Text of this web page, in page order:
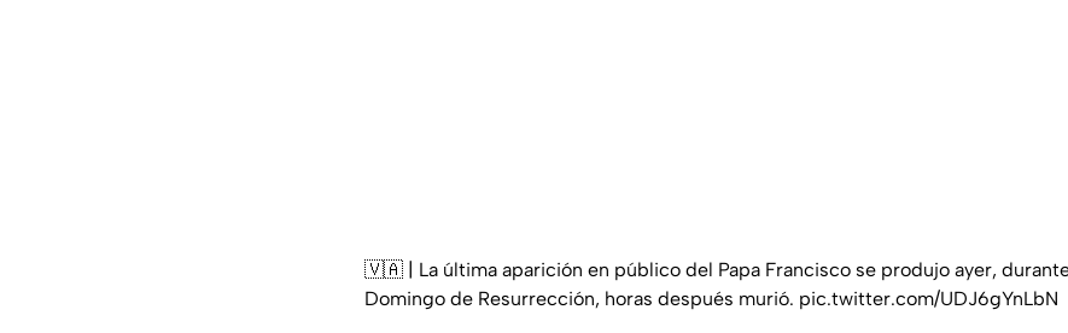
🇻🇦 | La última aparición en público del Papa Francisco se produjo ayer,
Domingo de Resurrección, horas después murió. pic.twitter.com/UDJ6gYnLbN